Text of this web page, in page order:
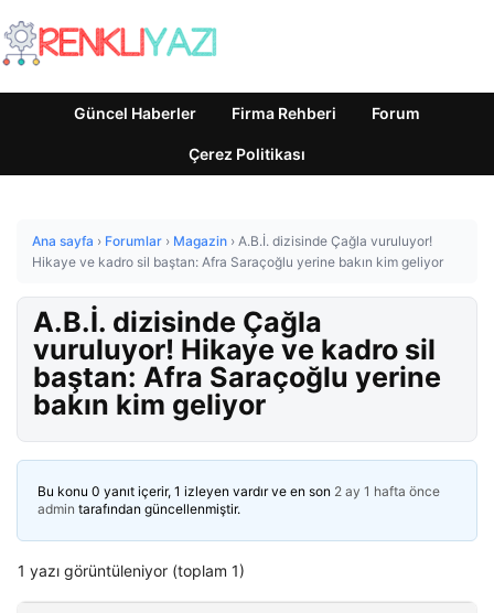
Güncel Haberler Firma Rehberi Forum
Çerez Politikası
Ana sayfa › Forumlar › Magazin › A.B.İ. dizisinde Çağla vuruluyor!
Hikaye ve kadro sil baştan: Afra Saraçoğlu yerine bakın kim geliyor
A.B.İ. dizisinde Çağla
vuruluyor! Hikaye ve kadro sil
baştan: Afra Saraçoğlu yerine
bakın kim geliyor
Bu konu 0 yanıt içerir, 1 izleyen vardır ve en son 2 ay 1 hafta önce
admin tarafından güncellenmiştir.
1 yazı görüntüleniyor (toplam 1)